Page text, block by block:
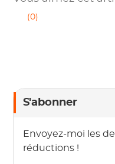
(0)
S'abonner
Envoyez-moi les
réductions !